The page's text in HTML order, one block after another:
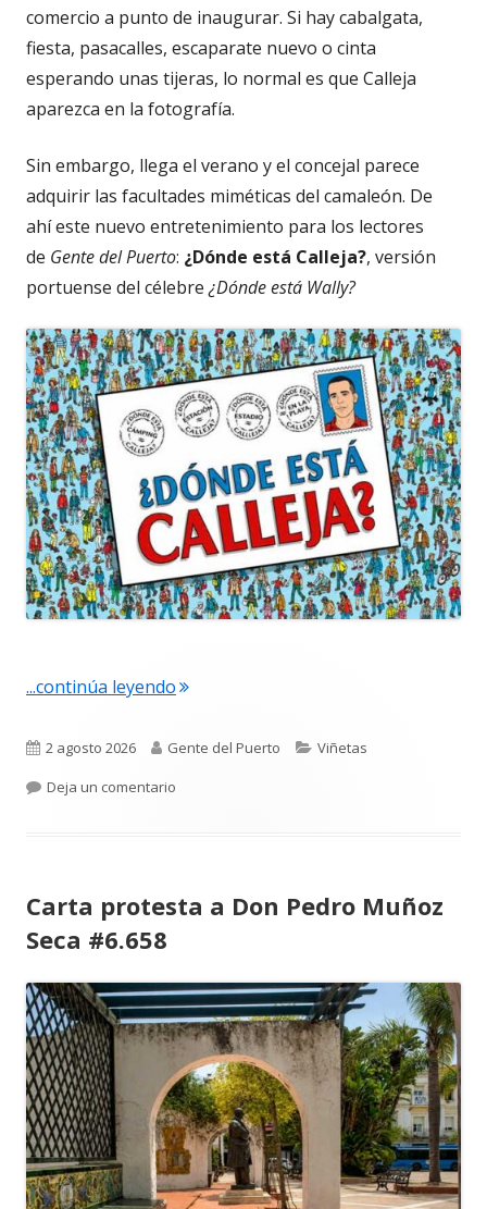
comercio a punto de inaugurar. Si hay cabalgata,
fiesta, pasacalles, escaparate nuevo o cinta
esperando unas tijeras, lo normal es que Calleja
aparezca en la fotografía.
Sin embargo, llega el verano y el concejal parece
adquirir las facultades miméticas del camaleón. De
ahí este nuevo entretenimiento para los lectores
de Gente del Puerto: ¿Dónde está Calleja?, versión
portuense del célebre¿Dónde está Wally?
...continúa leyendo"¿Dónde está Calleja? #6.659"
Publicado
el
2 agosto 2026 Autor
Gente del Puerto Categorías
Viñetas
Deja un comentario
Carta protesta a Don Pedro Muñoz
Seca #6.658